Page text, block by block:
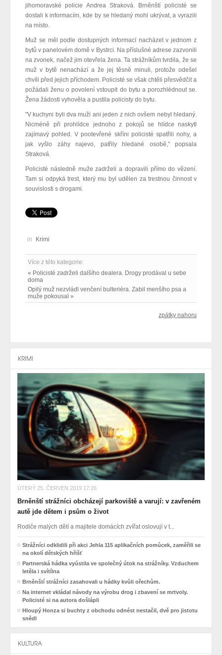
jihomoravské policie Andrea Straková. Brněnští policisté se
dostali k informacím, kde by se hledaný mohl ukrývat, a vyrazili
na místo.
Muž se měl podle dostupných informací nacházet v jednom z
bytů v panelovém domě v Bystrci. Na příslušné adrese zazvonili
na zvonek, načež jim otevřela žena. Ta strážníkům tvrdila, že se
muž v bytě nenachází a že jej těsně minuli, protože odešel
chvíli před jejich příchodem. Policisté se však chtěli přesvědčit a
požádali ženu o povolení vstoupit do bytu a porozhlédnout se.
Žena žádosti vyhověla a pustila policisty do bytu.
"V kuchyni byli dva muži ani jeden z nich ovšem nebyl hledaný.
Nicméně při prohlídce jednoho z pokojů se hlídce naskytl
zajímavý pohled. V pootevřené skříni policisté spatřili nohy, a
jak vyšlo záhy najevo, patřily hledané osobě," popsala
Straková.
Policisté následně muže zadrželi a dopravili přímo do vězení.
Tam si odpyká trest, který mu byl udělen za trestnou činnost v
souvislosti s drogami.
in Krimi
Více z této kategorie:
« Policisté zadrželi dalšího dealera. Drogy prodával u sebe
doma
Opilý muž nezvládl venčení bulteriéra. Zabil menšího psa a
muže pokousal »
zpátky nahoru
KRIMI
ÚTERÝ 25. ČERVEN 2019 17:26
Brněnští strážníci obcházejí parkoviště a varují: v zavřeném
autě jde dětem i psům o život
Rodiče malých dětí a majitele domácích zvířat oslovují v t...
Strážníci odklidili při akci Jehla 115 aplikačních pomůcek, zaměřili se
na okolí dětských hřišť
Partnerská hádka vyústila ve společný útok na strážníky. Vzduchem
letěla i svítílna
Brněnští strážníci zasahovali u hádky kvůli ořechům.
Na internet vkládal návody na výrobu drog i zbavení se mrtvoly.
Policisté si na autora došlápli
Hloupý Honza si buchty z obchodu odnést nestačil, dvě pro jistotu
snědl
KULTURA